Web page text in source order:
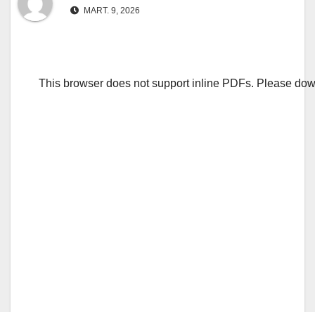
MART. 9, 2026
This browser does not support inline PDFs. Please